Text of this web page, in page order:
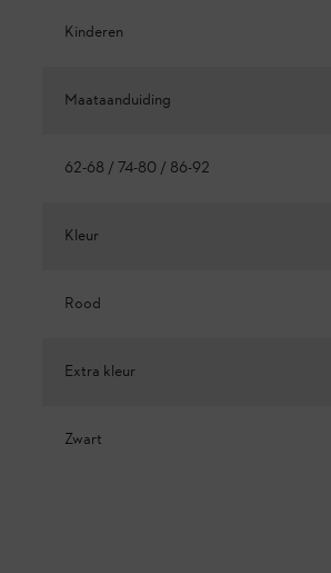
Kinderen
Maataanduiding
62-68 / 74-80 / 86-92
Kleur
Rood
Extra kleur
Zwart